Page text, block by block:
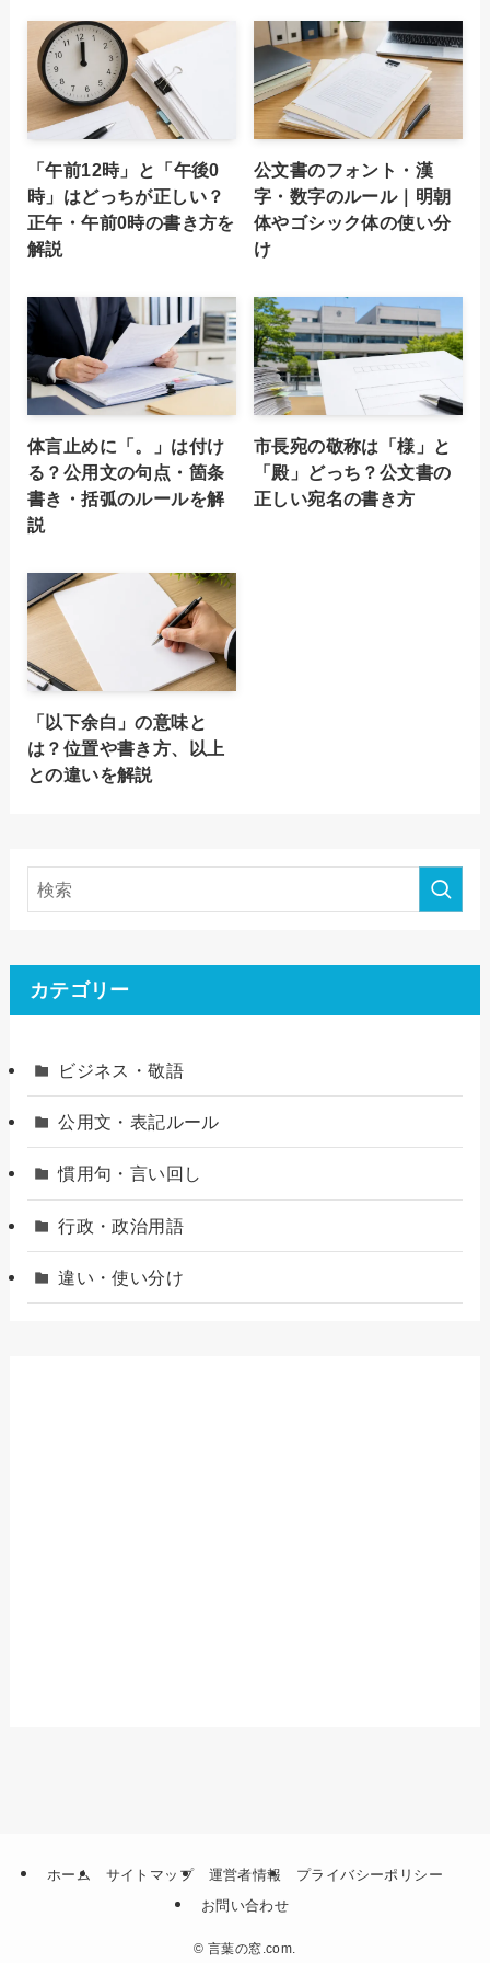
「午前12時」と「午後0
時」はどっちが正しい？
正午・午前0時の書き方を
解説
公文書のフォント・漢
字・数字のルール｜明朝
体やゴシック体の使い分
け
体言止めに「。」は付け
る？公用文の句点・箇条
書き・括弧のルールを解
説
市長宛の敬称は「様」と
「殿」どっち？公文書の
正しい宛名の書き方
「以下余白」の意味と
は？位置や書き方、以上
との違いを解説
カテゴリー
ビジネス・敬語
公用文・表記ルール
慣用句・言い回し
行政・政治用語
違い・使い分け
ホーム サイトマップ 運営者情報
プライバシーポリシー
お問い合わせ
© 言葉の窓.com.